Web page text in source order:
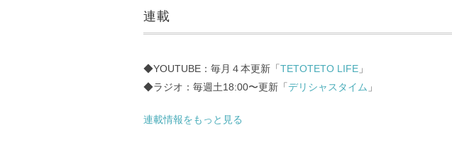
連載
◆YOUTUBE：毎月４本更新「TETOTETO LIFE 」
◆ラジオ：毎週土18:00〜更新「デリシャスタイム 」
連載情報をもっと見る